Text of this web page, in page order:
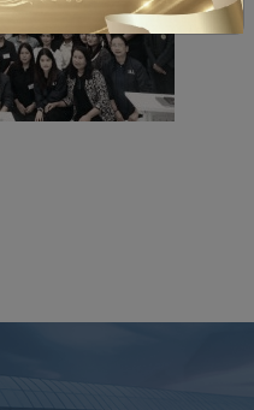
หวัดอ่างทอง กลุ่มพัฒนาสุขภาพ
กงานปศุสัตว์จังหวัดอ่างทอง กลุ่